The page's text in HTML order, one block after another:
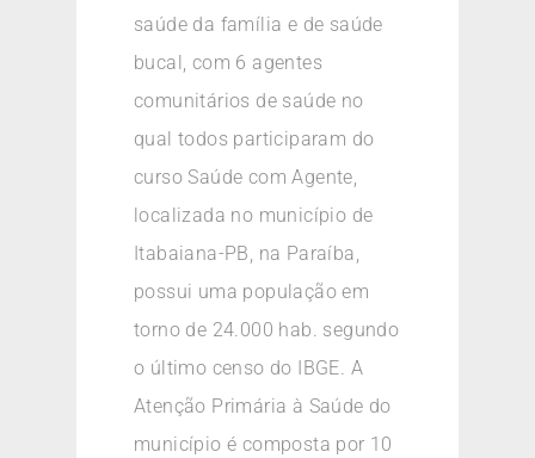
saúde da família e de saúde
bucal, com 6 agentes
comunitários de saúde no
qual todos participaram do
curso Saúde com Agente,
localizada no município de
Itabaiana-PB, na Paraíba,
possui uma população em
torno de 24.000 hab. segundo
o último censo do IBGE. A
Atenção Primária à Saúde do
município é composta por 10